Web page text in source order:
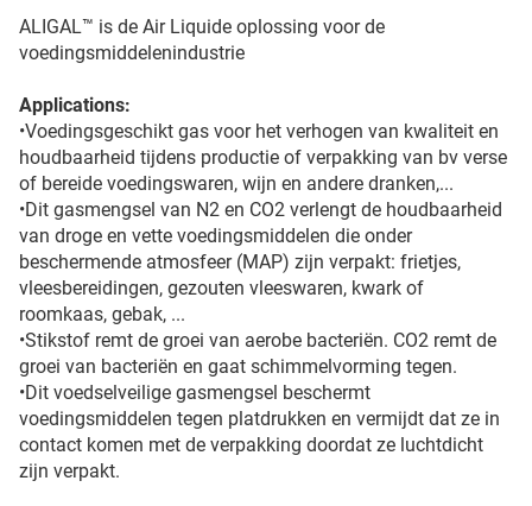
ALIGAL™ is de Air Liquide oplossing voor de
voedingsmiddelenindustrie
Applications:
•Voedingsgeschikt gas voor het verhogen van kwaliteit en
houdbaarheid tijdens productie of verpakking van bv verse
of bereide voedingswaren, wijn en andere dranken,...
•Dit gasmengsel van N2 en CO2 verlengt de houdbaarheid
van droge en vette voedingsmiddelen die onder
beschermende atmosfeer (MAP) zijn verpakt: frietjes,
vleesbereidingen, gezouten vleeswaren, kwark of
roomkaas, gebak, ...
•Stikstof remt de groei van aerobe bacteriën. CO2 remt de
groei van bacteriën en gaat schimmelvorming tegen.
•Dit voedselveilige gasmengsel beschermt
voedingsmiddelen tegen platdrukken en vermijdt dat ze in
contact komen met de verpakking doordat ze luchtdicht
zijn verpakt.